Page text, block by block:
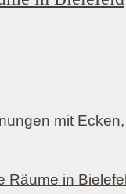
mit
Räume in